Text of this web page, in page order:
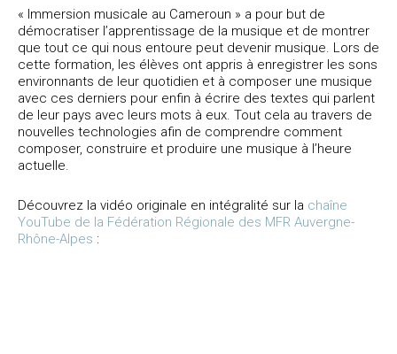
« Immersion musicale au Cameroun » a pour but de
démocratiser l’apprentissage de la musique et de montrer
que tout ce qui nous entoure peut devenir musique. Lors de
cette formation, les élèves ont appris à enregistrer les sons
environnants de leur quotidien et à composer une musique
avec ces derniers pour enfin à écrire des textes qui parlent
de leur pays avec leurs mots à eux. Tout cela au travers de
nouvelles technologies afin de comprendre comment
composer, construire et produire une musique à l’heure
actuelle.
Découvrez la vidéo originale en intégralité sur la chaîne
YouTube de la Fédération Régionale des MFR Auvergne-
Rhône-Alpes :